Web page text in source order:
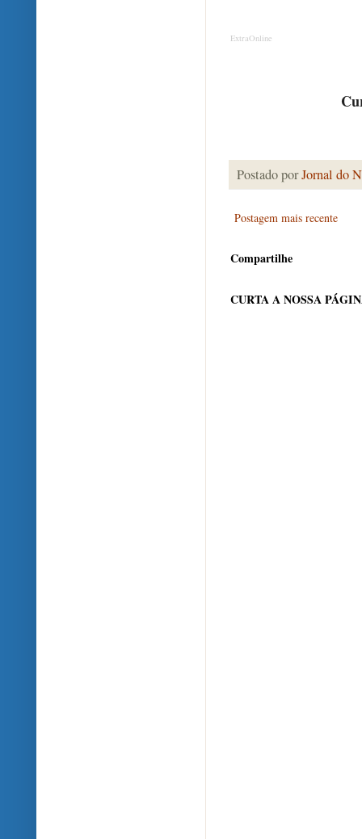
ExtraOnline
Postado porJornal do
Postagem mais recente
Compartilhe
CURTA A NOSSA